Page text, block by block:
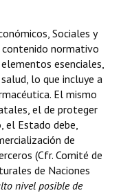
Sociales y
contenido normativo
esenciales,
lo que incluye a
El mismo
el de proteger
el Estado debe,
de
(Cfr. Comité de
de Naciones
nivel posible de